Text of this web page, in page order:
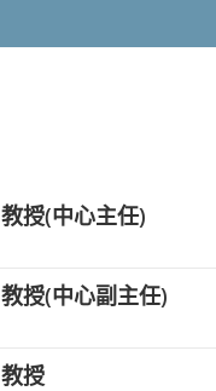
教授(中心主任)
教授(中心副主任)
教授